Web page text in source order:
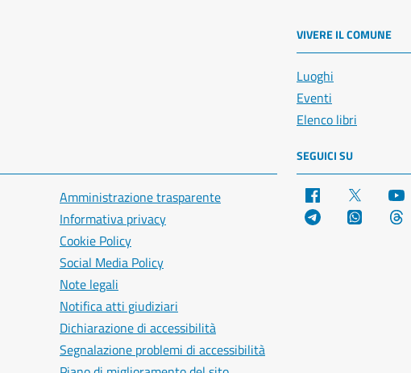
VIVERE IL COMUNE
Luoghi
Eventi
Elenco libri
Amministrazione trasparente
Informativa privacy
Cookie Policy
Social Media Policy
Note legali
Notifica atti giudiziari
Dichiarazione di accessibilità
Segnalazione problemi di accessibilità
SEGUICI SU
Facebook
Telegram WhatsApp